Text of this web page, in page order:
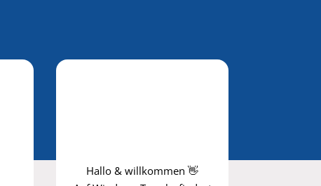
Hallo & willkommen 👋